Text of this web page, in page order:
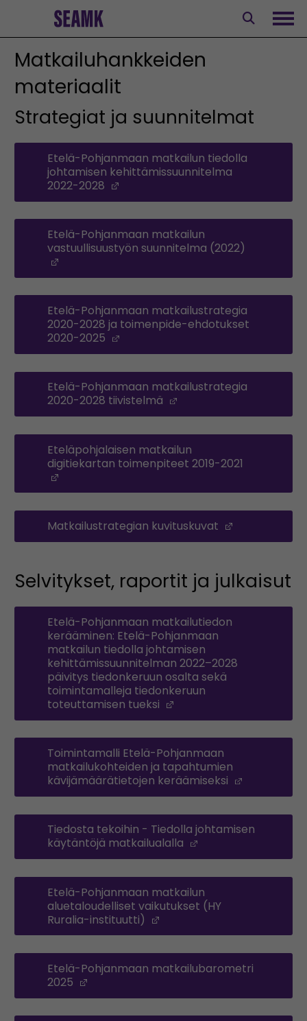
Matkailuhankkeiden
materiaalit
Strategiat ja suunnitelmat
Etelä-Pohjanmaan matkailun tiedolla
johtamisen kehittämissuunnitelma
2022-2028
Etelä-Pohjanmaan matkailun
vastuullisuustyön suunnitelma (2022)
Etelä-Pohjanmaan matkailustrategia
2020-2028 ja toimenpide-ehdotukset
2020-2025
Etelä-Pohjanmaan matkailustrategia
2020-2028 tiivistelmä
Eteläpohjalaisen matkailun
digitiekartan toimenpiteet 2019-2021
Matkailustrategian kuvituskuvat
Selvitykset, raportit ja julkaisut
Etelä-Pohjanmaan matkailutiedon
kerääminen: Etelä-Pohjanmaan
matkailun tiedolla johtamisen
kehittämissuunnitelman 2022–2028
päivitys tiedonkeruun osalta sekä
toimintamalleja tiedonkeruun
toteuttamisen tueksi
Toimintamalli Etelä-Pohjanmaan
matkailukohteiden ja tapahtumien
kävijämäärätietojen keräämiseksi
Tiedosta tekoihin - Tiedolla johtamisen
käytäntöjä matkailualalla
Etelä-Pohjanmaan matkailun
aluetaloudelliset vaikutukset (HY
Ruralia-instituutti)
Etelä-Pohjanmaan matkailubarometri
2025